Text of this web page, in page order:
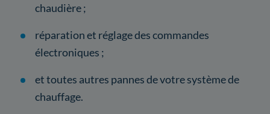
chaudière ;
réparation et réglage des commandes
électroniques ;
et toutes autres pannes de votre système de
chauffage.